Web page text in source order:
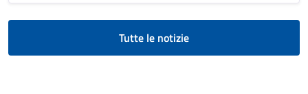
Tutte le notizie